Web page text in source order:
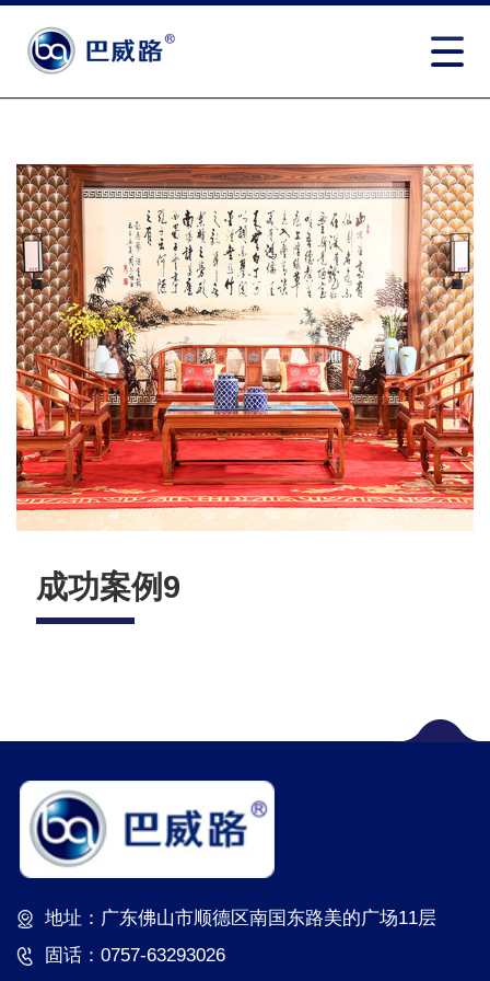
成功案例9
地址：广东佛山市顺德区南国东路美的广场11层
固话：0757-63293026